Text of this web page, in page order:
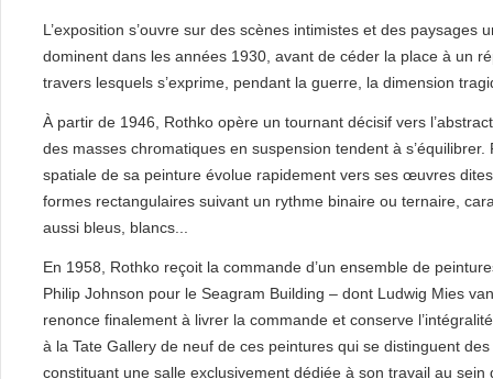
L’exposition s’ouvre sur des scènes intimistes et des
dominent dans les années 1930, avant de céder la place à un
travers lesquels s’exprime, pendant la guerre, la dimension
À partir de 1946, Rothko opère un tournant décisif vers
des masses chromatiques en suspension tendent à
spatiale de sa peinture évolue rapidement vers ses œuvres
formes rectangulaires suivant un rythme binaire ou ternaire,
aussi bleus, blancs...
En 1958, Rothko reçoit la commande d’un ensemble de
Philip Johnson pour le Seagram Building – dont Ludwig Mies
renonce finalement à livrer la commande et conserve
à la Tate Gallery de neuf de ces peintures qui se distinguent
constituant une salle exclusivement dédiée à son travail au